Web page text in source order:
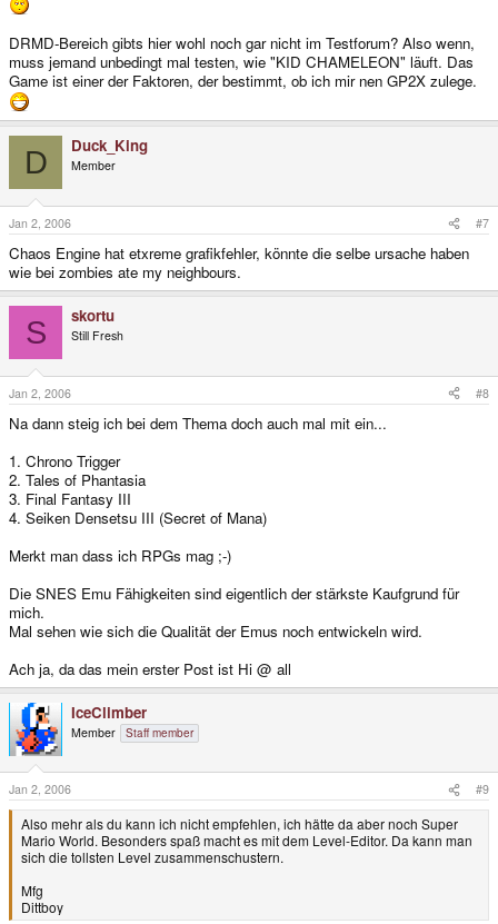
DRMD-Bereich gibts hier wohl noch gar nicht im Testforum? Also wenn,
muss jemand unbedingt mal testen, wie "KID CHAMELEON" läuft. Das
Game ist einer der Faktoren, der bestimmt, ob ich mir nen GP2X zulege.
D Duck_King
Member
Jan 2, 2006 #7
Chaos Engine hat etxreme grafikfehler, könnte die selbe ursache haben
wie bei zombies ate my neighbours.
S skortu
Still Fresh
Jan 2, 2006 #8
Na dann steig ich bei dem Thema doch auch mal mit ein...
1. Chrono Trigger
2. Tales of Phantasia
3. Final Fantasy III
4. Seiken Densetsu III (Secret of Mana)
Merkt man dass ich RPGs mag ;-)
Die SNES Emu Fähigkeiten sind eigentlich der stärkste Kaufgrund für
mich.
Mal sehen wie sich die Qualität der Emus noch entwickeln wird.
Ach ja, da das mein erster Post ist Hi @ all
IceClimber
Member Staff member
Jan 2, 2006 #9
Also mehr als du kann ich nicht empfehlen, ich hätte da aber noch Super
Mario World. Besonders spaß macht es mit dem Level-Editor. Da kann man
sich die tollsten Level zusammenschustern.
Mfg
Dittboy